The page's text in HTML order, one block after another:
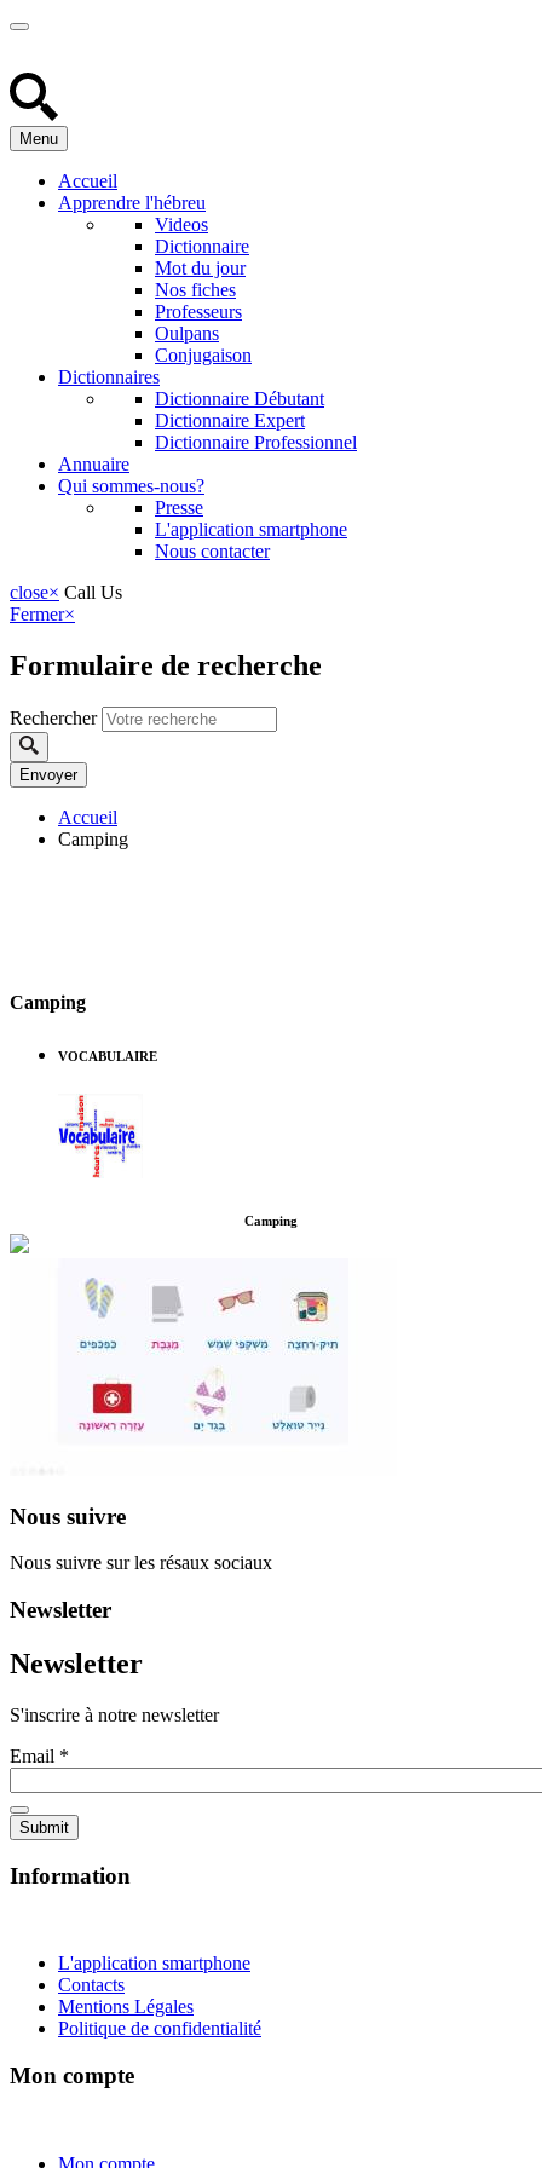
Menu
Accueil
Apprendre l'hébreu
Videos
Dictionnaire
Mot du jour
Nos fiches
Professeurs
Oulpans
Conjugaison
Dictionnaires
Dictionnaire Débutant
Dictionnaire Expert
Dictionnaire Professionnel
Annuaire
Qui sommes-nous?
Presse
L'application smartphone
Nous contacter
close× Call Us
Fermer×
Formulaire de recherche
Rechercher
Accueil
Camping
Camping
VOCABULAIRE
Camping
Nous suivre
Nous suivre sur les résaux sociaux
Newsletter
Newsletter
S'inscrire à notre newsletter
Email *
Information
L'application smartphone
Contacts
Mentions Légales
Politique de confidentialité
Mon compte
Mon compte